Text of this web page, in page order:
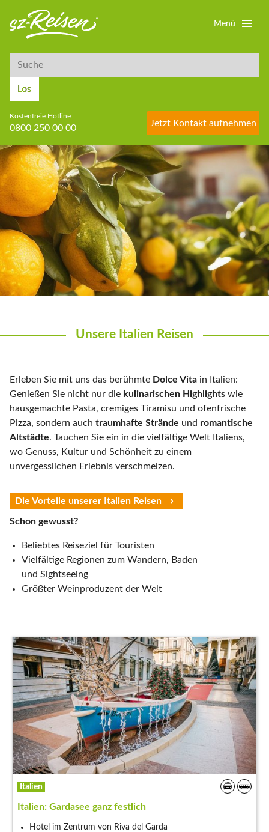
Suche
Los
Kostenfreie Hotline
0800 250 00 00
Jetzt Kontakt aufnehmen
Menü
Unsere Italien Reisen
Erleben Sie mit uns das berühmte Dolce Vita in Italien:
Genießen Sie nicht nur die kulinarischen Highlights wie
hausgemachte Pasta, cremiges Tiramisu und ofenfrische
Pizza, sondern auch traumhafte Strände und romantische
Altstädte. Tauchen Sie ein in die vielfältige Welt Italiens,
wo Genuss, Kultur und Schönheit zu einem
unvergesslichen Erlebnis verschmelzen.
Die Vorteile unserer Italien Reisen
Schon gewusst?
Beliebtes Reiseziel für Touristen
Vielfältige Regionen zum Wandern, Baden
und Sightseeing
Größter Weinproduzent der Welt
Italien
Italien: Gardasee ganz festlich
Hotel im Zentrum von Riva del Garda